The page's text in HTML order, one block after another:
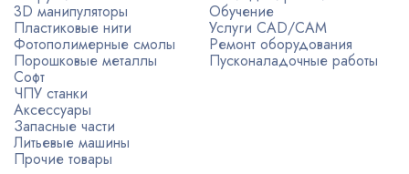
3D манипуляторы
Пластиковые нити
Фотополимерные смолы
Порошковые металлы
Софт
ЧПУ станки
Аксессуары
Запасные части
Литьевые машины
Прочие товары
Обучение
Услуги CAD/CAM
Ремонт оборудования
Пусконаладочные работы